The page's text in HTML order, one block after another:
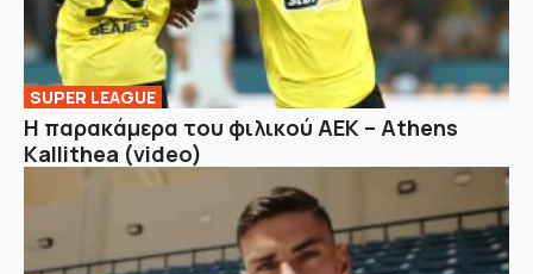
SUPER LEAGUE
Η παρακάμερα του φιλικού ΑΕΚ – Athens
Kallithea (video)